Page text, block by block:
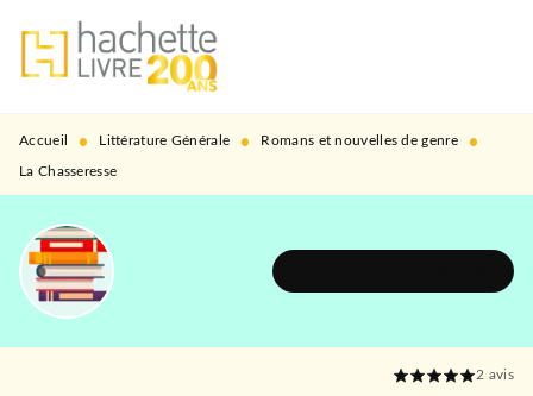
MENU RECHERCHE
PIED DE PAGE
Accueil • Littérature Générale • Romans et nouvelles de genre •
La Chasseresse
2 avis